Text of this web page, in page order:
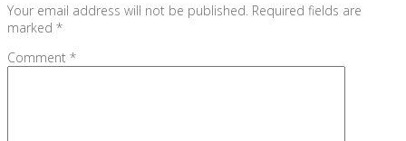
Your email address will not be published. Required fields are
marked *
Comment *